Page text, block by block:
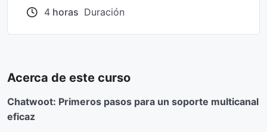
4 horas Duración
Acerca de este curso
Chatwoot: Primeros pasos para un soporte multicanal
eficaz